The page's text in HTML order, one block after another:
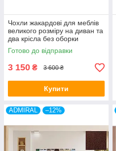
Чохли жакардові для меблів
великого розміру на диван та
два крісла без оборки
натяжні Venera бордо
Готово до відправки
3 150 ₴ 3 600 ₴
Купити
ADMIRAL –12%